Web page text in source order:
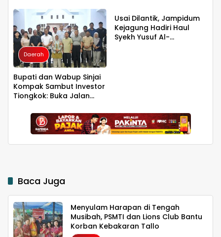
untuk Kelestarian Bumi
Jepang dan China
Wujudkan Indonesia
Emas 2045
Daerah
Bupati dan Wabup Sinjai
Kompak Sambut Investor
Tiongkok: Buka Jalan
Usai Dilantik, Jampidum
Kejagung Hadiri Haul
Syekh Yusuf Al-
Baca Juga
Menyulam Harapan di Tengah
Musibah, PSMTI dan Lions Club Bantu
Korban Kebakaran Tallo